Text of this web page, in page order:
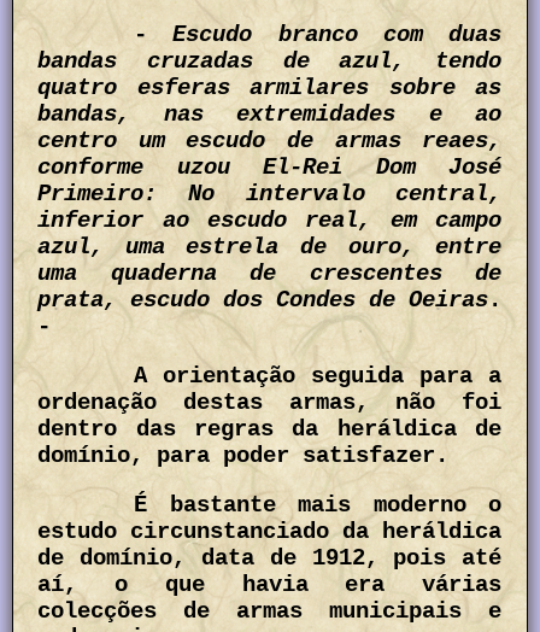
-Escudo branco com duas
bandas cruzadas de azul, tendo
quatro esferas armilares sobre as
bandas, nas extremidades e ao
centro um escudo de armas reaes,
conforme uzou El-Rei Dom José
Primeiro: No intervalo central,
inferior ao escudo real, em campo
azul, uma estrela de ouro, entre
uma quaderna de crescentes de
prata, escudo dos Condes de Oeiras.
-
A orientação seguida para a
ordenação destas armas, não foi
dentro das regras da heráldica de
domínio, para poder satisfazer.
É bastante mais moderno o
estudo circunstanciado da heráldica
de domínio, data de 1912, pois até
aí, o que havia era várias
colecções de armas municipais e